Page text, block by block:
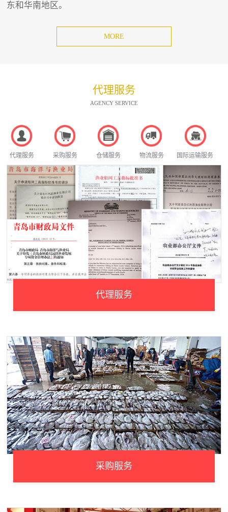
东和华南地区。
MORE
代理服务
AGENCY SERVICE
代理服务 采购服务 仓储服务 物流服务 国际运输服务
代理服务
采购服务